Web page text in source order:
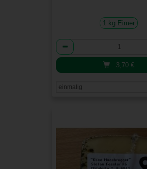
1 kg Eimer
Anzahl
3,70 €